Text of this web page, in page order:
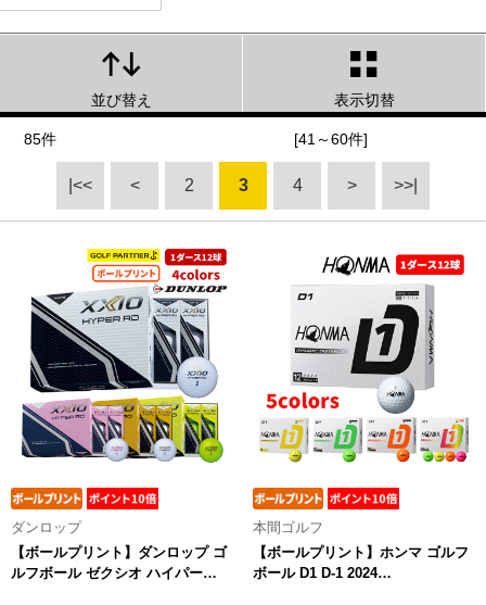
並び替え 表示切替
85件 [41～60件]
|<< < 2 3 4 > >>|
ダンロップ
【ボールプリント】ダンロップ ゴ
ルフボール ゼクシオ ハイパー…
本間ゴルフ
【ボールプリント】ホンマ ゴルフ
ボール D1 D-1 2024…